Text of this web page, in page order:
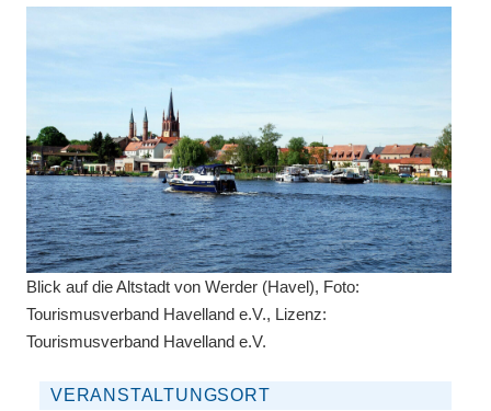
Blick auf die Altstadt von Werder (Havel), Foto:
Tourismusverband Havelland e.V., Lizenz:
Tourismusverband Havelland e.V.
VERANSTALTUNGSORT